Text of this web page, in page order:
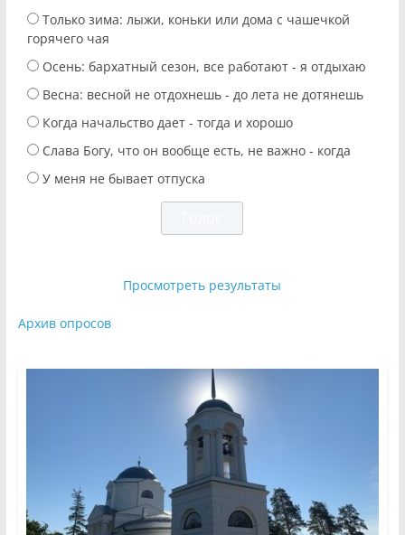
Только зима: лыжи, коньки или дома с чашечкой
горячего чая
Осень: бархатный сезон, все работают - я отдыхаю
Весна: весной не отдохнешь - до лета не дотянешь
Когда начальство дает - тогда и хорошо
Слава Богу, что он вообще есть, не важно - когда
У меня не бывает отпуска
Просмотреть результаты
Архив опросов